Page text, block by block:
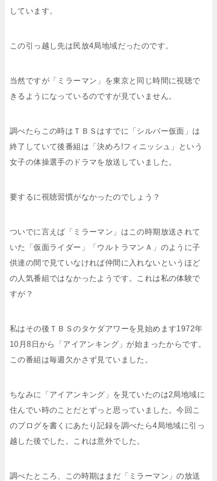
しています。
この引っ越し先は民放4局地域だったのです。
当然ですが「ミラーマン」を東京と同じ時間に視聴で
きるようになっているのですが見ていません。
調べたらこの時はＴＢＳはすでに「シルバー仮面」は
終了していて後番組は「決めろ!フィニッシュ」という
女子の体操選手のドラマを放送していました。
要するに視聴習慣がなかったのでしょう？
ついでに言えば「ミラーマン」はこの時期放送されて
いた「仮面ライダー」「ウルトラマンＡ」のように子
供達の間で見ていなければ仲間に入れないというほど
の人気番組ではなかったようです。これは私の体験で
すが？
私はその後ＴＢＳのタケダアワーを見始めます1972年
10月8日から「アイアンキング」が始まったからです。
この番組は毎週欠かさず見ていました。
ちなみに「アイアンキング」を見ていたのは2局地域に
住んでい時のことだとずっと思っていました。今回こ
のブログを書くにあたり記録を調べたら4局地域に引っ
越した後でした。これは意外でした。
調べたところ、この時期はまだ「ミラーマン」の放送